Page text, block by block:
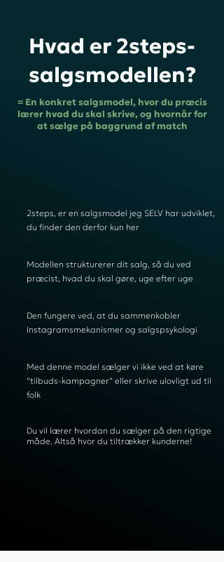
Hvad er 2steps-
salgsmodellen?
= En konkret salgsmodel, hvor du præcis
lærer hvad du skal skrive, og hvornår for
at sælge på baggrund af match
2steps, er en salgsmodel jeg SELV har udviklet,
du finder den derfor kun her
Modellen strukturerer dit salg, så du ved
præcist, hvad du skal gøre, uge efter uge
Den fungere ved, at du sammenkobler
Instagramsmekanismer og salgspsykologi
Med denne model sælger vi ikke ved at køre
“tilbuds-kampagner” eller skrive ulovligt ud til
folk
Du vil lærer hvordan du sælger på den rigtige
måde. Altså hvor du tiltrækker kunderne!